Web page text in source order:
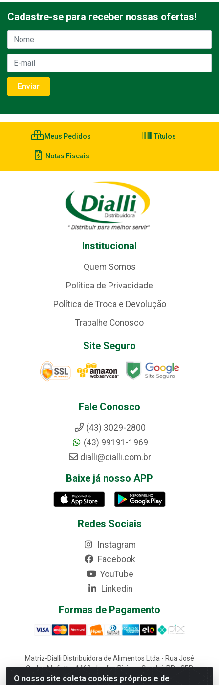
O nosso site coleta cookies próprios e de
Cadastre-se para receber nossas ofertas!
Meus Pedidos Títulos
Notas Fiscais
Institucional
Quem Somos
Política de Privacidade
Política de Troca e Devolução
Trabalhe Conosco
Site Seguro
Fale Conosco
(43) 3029-2800
(43) 99191-1969
dialli@dialli.com.br
Baixe já nosso APP
Redes Sociais
Instagram
Facebook
YouTube
Linkedin
Formas de Pagamento
Matriz-Dialli Distribuidora de Alimentos Ltda - Rua José
Carlos Mufatto, 1460, Jardim Riviera, Cambé-PR - CEP
86187-025 - CNPJ 02.611.870/0001-22